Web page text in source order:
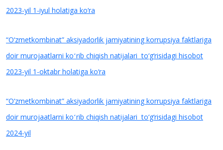
2023-yil 1-iyul holatiga ko‘ra
“O‘zmetkombinat” aksiyadorlik jamiyatining korrupsiya faktlariga
doir murojaatlarni koʻrib chiqish natijalari to‘g‘risidagi hisobot
2023-yil 1-oktabr holatiga ko‘ra
“O‘zmetkombinat” aksiyadorlik jamiyatining korrupsiya faktlariga
doir murojaatlarni koʻrib chiqish natijalari to‘g‘risidagi hisobot
2024-yil